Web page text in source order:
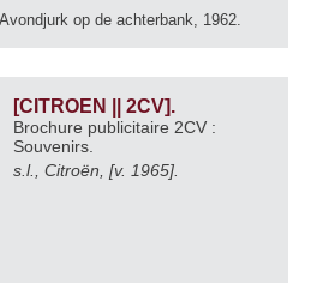
op de achterbank, 1962.
[CITROEN || 2CV].
Brochure publicitaire 2CV :
Souvenirs.
s.l., Citroën, [v. 1965].